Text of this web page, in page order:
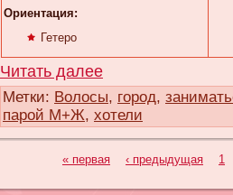
Ориентация:
Гетеро
Читать далее
Метки: Волосы, город,
парой М+Ж, хотели
« первая ‹ предыдущая 1